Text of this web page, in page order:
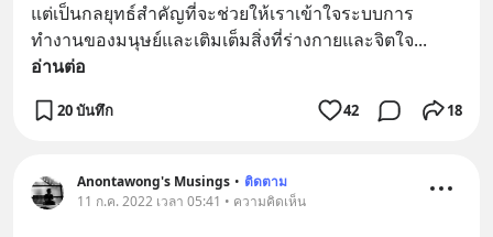
แต่เป็นกลยุทธ์สำคัญที่จะช่วยให้เราเข้าใจระบบการ
ทำงานของมนุษย์และเติมเต็มสิ่งที่ร่างกายและจิตใจ
อ่านต่อ
20 บันทึก 42 18
Anontawong's Musings • ติดตาม
11 ก.ค. 2022 เวลา 05:41 • ความคิดเห็น